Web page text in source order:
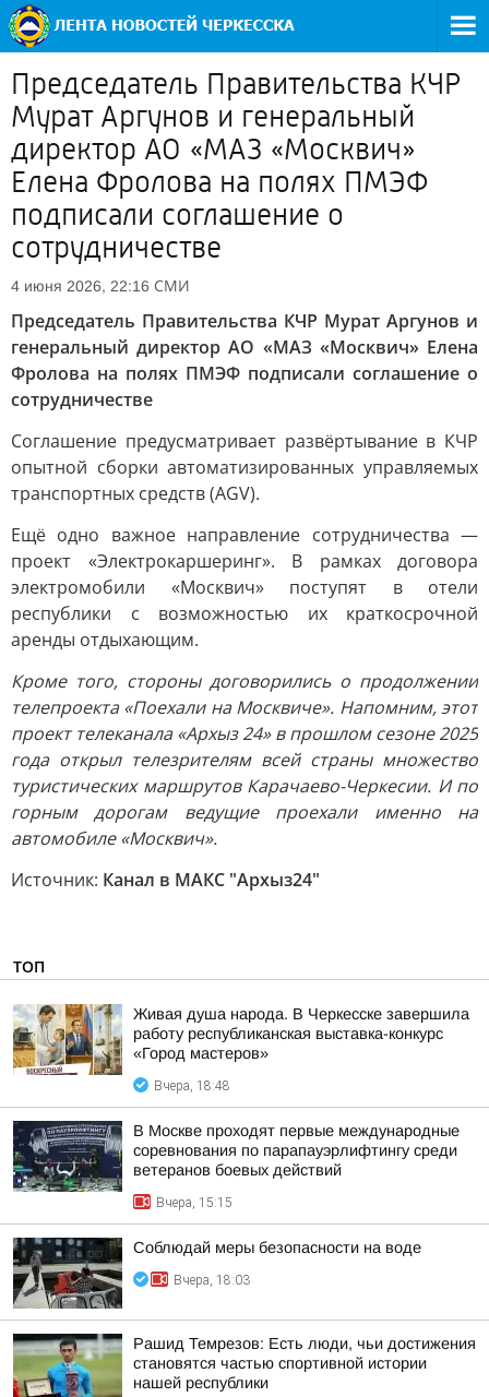
Председатель Правительства КЧР
Мурат Аргунов и генеральный
директор АО «МАЗ «Москвич»
Елена Фролова на полях ПМЭФ
подписали соглашение о
сотрудничестве
4 июня 2026, 22:16 СМИ
Председатель Правительства КЧР Мурат Аргунов и
генеральный директор АО «МАЗ «Москвич» Елена
Фролова на полях ПМЭФ подписали соглашение о
сотрудничестве
Соглашение предусматривает развёртывание в КЧР
опытной сборки автоматизированных управляемых
транспортных средств (AGV).
Ещё одно важное направление сотрудничества —
проект «Электрокаршеринг». В рамках договора
электромобили «Москвич» поступят в отели
республики с возможностью их краткосрочной
аренды отдыхающим.
Кроме того, стороны договорились о продолжении
телепроекта «Поехали на Москвиче». Напомним, этот
проект телеканала «Архыз 24» в прошлом сезоне 2025
года открыл телезрителям всей страны множество
туристических маршрутов Карачаево-Черкесии. И по
горным дорогам ведущие проехали именно на
автомобиле «Москвич».
Источник: Канал в МАКС "Архыз24"
ТОП
Живая душа народа. В Черкесске завершила
работу республиканская выставка-конкурс
«Город мастеров»
Вчера, 18:48
В Москве проходят первые международные
соревнования по парапауэрлифтингу среди
ветеранов боевых действий
Вчера, 15:15
Соблюдай меры безопасности на воде
Вчера, 18:03
Рашид Темрезов: Есть люди, чьи достижения
становятся частью спортивной истории
нашей республики